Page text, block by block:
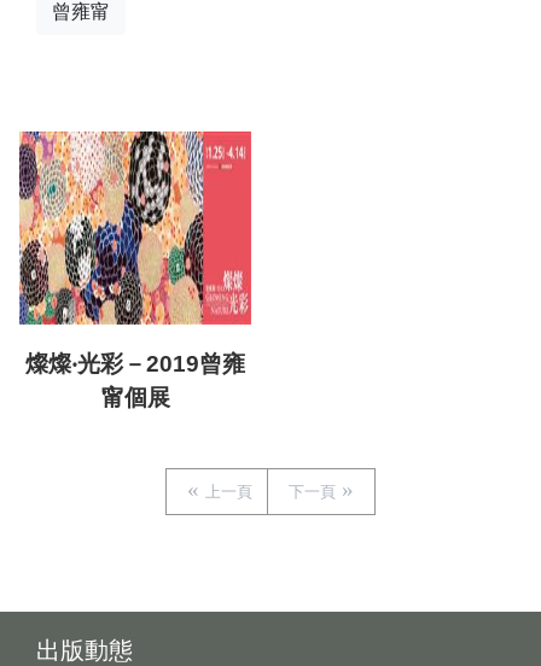
曾雍甯
燦燦‧光彩－2019曾雍
甯個展
上一頁 下一頁
出版動態